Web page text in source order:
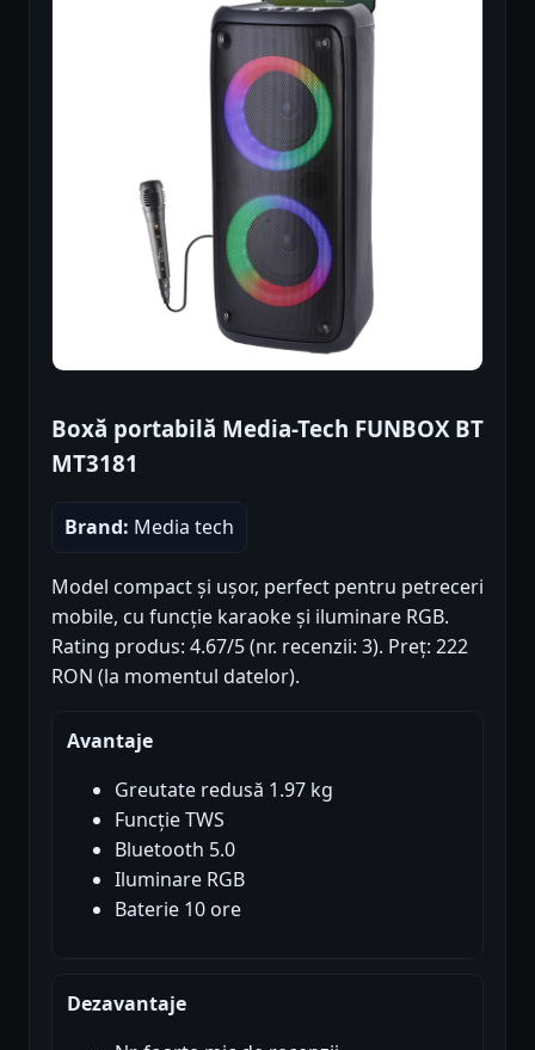
Boxă portabilă Media-Tech FUNBOX BT
MT3181
Brand: Media tech
Model compact și ușor, perfect pentru petreceri
mobile, cu funcție karaoke și iluminare RGB.
Rating produs: 4.67/5 (nr. recenzii: 3). Preț: 222
RON (la momentul datelor).
Avantaje
Greutate redusă 1.97 kg
Funcție TWS
Bluetooth 5.0
Iluminare RGB
Baterie 10 ore
Dezavantaje